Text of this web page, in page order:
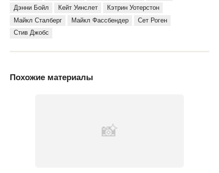
Дэнни Бойл
Кейт Уинслет
Кэтрин Уотерстон
Майкл Сталберг
Майкл Фассбендер
Сет Роген
Стив Джобс
Похожие материалы